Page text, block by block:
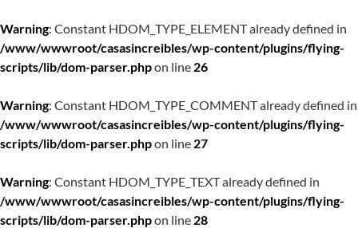
Warning: Constant HDOM_TYPE_ELEMENT already defined in
/www/wwwroot/casasincreibles/wp-content/plugins/flying-
scripts/lib/dom-parser.phpon line 26
Warning: Constant HDOM_TYPE_COMMENT already defined in
/www/wwwroot/casasincreibles/wp-content/plugins/flying-
scripts/lib/dom-parser.phpon line 27
Warning: Constant HDOM_TYPE_TEXT already defined in
/www/wwwroot/casasincreibles/wp-content/plugins/flying-
scripts/lib/dom-parser.phpon line 28